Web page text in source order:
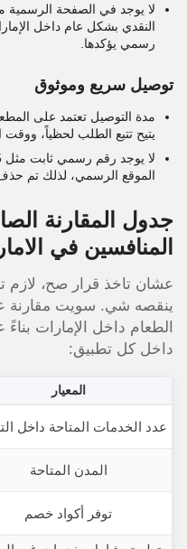
لا يوجد في الصفحة الرسمية
النقدي بشكل عام داخل
رسمي يؤكدها.
توصيل سريع وموثوق
مدة التوصيل تعتمد على
يتيح تتبع الطلب لحظياً،
الموقع الرسمي، لذلك تم حذف
جدول المقارنة
المنافسين في
عشان تاخذ قرار صح، لازم
ينقصه شي. سويت مقارنة
الطعام داخل الإمارات
داخل كل تطبيق:
المعيار
عدد الخدمات المتاحة داخل
المدن المتاحة
توفر أكواد خصم